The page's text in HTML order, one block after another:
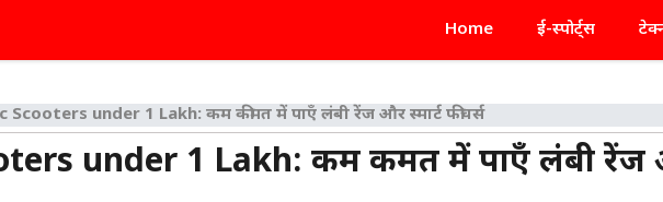
Home ई-स्पोर्ट्स
Scooters under 1 Lakh: कम कीमत में पाएँ लंबी रेंज और स्मार्ट फीचर्स
under 1 Lakh: कम कीमत में पाएँ लंबी